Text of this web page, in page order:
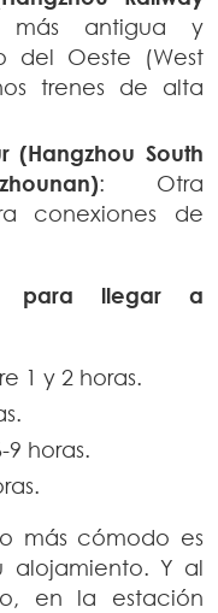
antigua y
del Oeste (West
trenes de alta
(Hangzhou South
: Otra
conexiones de
para llegar a
1 y 2 horas.
9 horas.
más cómodo es
alojamiento. Y al
en la estación